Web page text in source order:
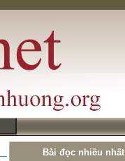
Bài đọc nhiều nhất